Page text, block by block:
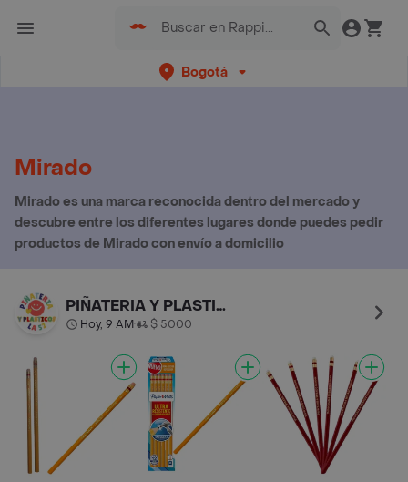
Bogotá
Mirado
Mirado es una marca reconocida dentro del mercado y
descubre entre los diferentes lugares donde puedes pedir
productos de Mirado con envío a domicilio
PIÑATERIA Y PLASTICOS LA 52
Hoy, 9 AM• $ 5000